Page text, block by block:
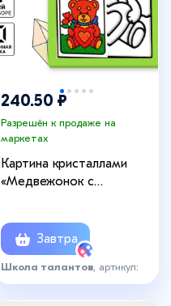
240.50 ₽
Разрешён к продаже на
маркетах
Картина кристаллами
«Медвежонок с
Завтра
Школа талантов , артикул:
7131024